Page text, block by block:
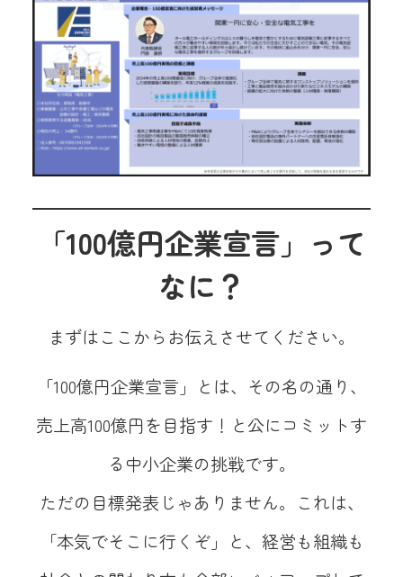
「100億円企業宣言」って
なに？
まずはここからお伝えさせてください。
「100億円企業宣言」とは、その名の通り、
売上高100億円を目指す！と公にコミットす
る中小企業の挑戦です。
ただの目標発表じゃありません。これは、
「本気でそこに行くぞ」と、経営も組織も